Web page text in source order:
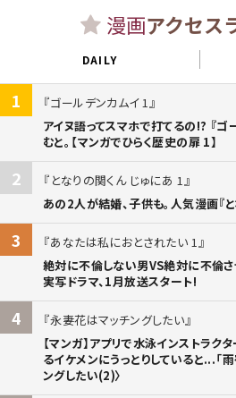
漫画アクセス
DAILY
1
ゴールデンカムイ 1
アイヌ語ってスマホで打てるの!? 『
むと。【マンガでひらく歴史の扉 1】
2
となりの関くん じゅにあ 1
あの2人が結婚、子供も。人気漫画『
3
あなたは私におとされたい 1
絶対に不倫しない男VS絶対に不倫さ
実写ドラマ、1月放送スタート!
4
永妻花はマッチングしたい
【マンガ】アプリで水泳インストラク
るイケメンにうっとりしていると...「
ングしたい(2)〉